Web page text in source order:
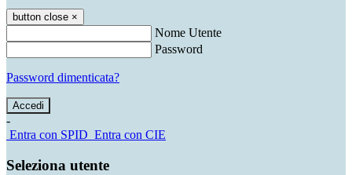
button close ×
Nome Utente
Password
Password dimenticata?
-
Entra con SPID Entra con CIE
Seleziona utente